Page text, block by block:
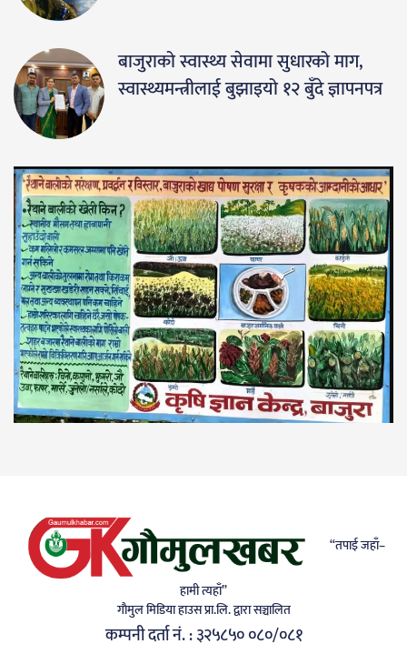
बाजुराको स्वास्थ्य सेवामा सुधारको माग,
स्वास्थ्यमन्त्रीलाई बुझाइयो १२ बुँदे ज्ञापनपत्र
“तपाई जहाँ–
हामी त्यहाँ”
गाैमुल मिडिया हाउस प्रा.लि. द्वारा सञ्चालित
कम्पनी दर्ता नं. : ३२५८५० ०८०/०८१